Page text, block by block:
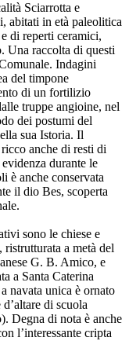
Sciarrotta e
abitati in età paleolitica
di reperti ceramici,
Una raccolta di questi
Indagini
del timpone
di un fortilizio
truppe angioine, nel
dei postumi del
sua Istoria. Il
anche di resti di
durante le
è anche conservata
il dio Bes, scoperta
sono le chiese e
a metà del
G. B. Amico, e
a Santa Caterina
navata unica è ornato
di scuola
Degna di nota è anche
l’interessante cripta